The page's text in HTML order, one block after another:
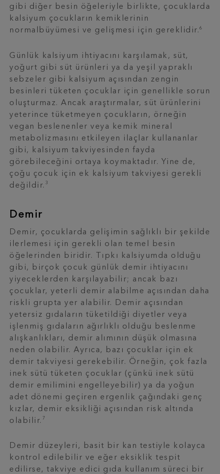
gibi diğer besin öğeleriyle birlikte, çocuklarda
kalsiyum çocukların kemiklerinin
normalbüyümesi ve gelişmesi için gereklidir. 6
Günlük kalsiyum ihtiyacını karşılamak, süt,
yoğurt gibi süt ürünleri ya da yeşil yapraklı
sebzeler gibi kalsiyum açısından zengin
besinleri tüketen çocuklar için genellikle sorun
oluşturmaz. Ancak araştırmalar, süt ürünlerini
yeterince tüketmeyen çocukların, örneğin
vegan beslenenler veya kemik mineral
metabolizmasını etkileyen ilaçlar kullananlar
gibi, kalsiyum takviyesinden fayda
görebileceğini ortaya koymaktadır. Yine de,
çoğu çocuk için ek kalsiyum takviyesi gerekli
değildir. 3
Demir
Demir, çocuklarda gelişimin sağlıklı bir şekilde
ilerlemesi için gerekli olan temel besin
öğelerinden biridir. Tıpkı kalsiyumda olduğu
gibi, birçok çocuk günlük demir ihtiyacını
yiyeceklerden karşılayabilir; ancak bazı
çocuklar, yeterli demir alabilme açısından daha
riskli grupta yer alabilir. Demir açısından
yetersiz gıdaların tüketildiği diyetler veya
işlenmiş gıdaların ağırlıklı olduğu beslenme
alışkanlıkları, demir alımının düşük olmasına
neden olabilir. Ayrıca, bazı çocuklar için ek
demir takviyesi gerekebilir. Örneğin, çok fazla
inek sütü tüketen çocuklar (çünkü inek sütü
demir emilimini engelleyebilir) ya da yoğun
adet dönemi geçiren ergenlik çağındaki genç
kızlar, demir eksikliği açısından risk altında
olabilir. 7
Demir düzeyleri, basit bir kan testiyle kolayca
kontrol edilebilir ve eğer eksiklik tespit
edilirse, takviye edici gıda kullanım süreci bir